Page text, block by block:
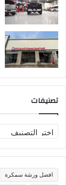
تصنيفات
ص
ن
ف
ا
افضل ورشة سمكرة